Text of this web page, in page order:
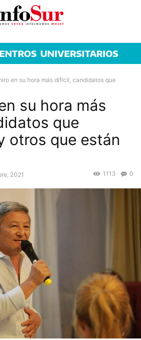
en su hora más difícil, candidatos que
su hora más
que
otros que están
2021 0
1113